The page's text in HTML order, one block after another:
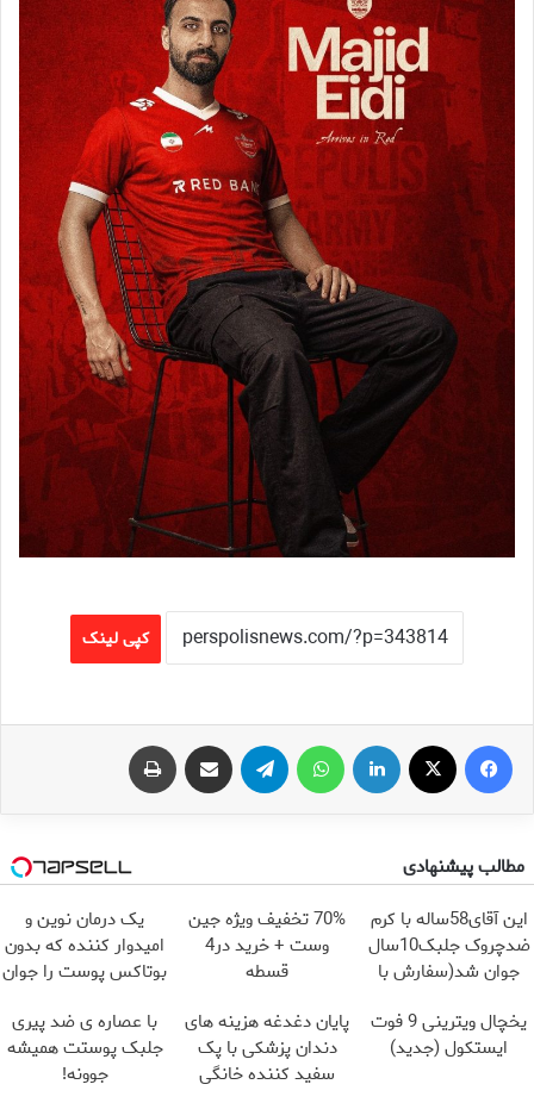
کپی لینک
فیس بوک لینکدین تلگرام اشتراک گذاری از طریق ایمیل
مطالب پیشنهادی
این آقای58ساله با کرم
ضدچروک جلبک10سال
جوان شد(سفارش با
70% تخفیف ویژه جین
وست + خرید در4
قسطه
یک درمان نوین و
امیدوار کننده که بدون
بوتاکس پوست را جوان
یخچال ویترینی 9 فوت
ایستکول (جدید)
پایان دغدغه هزینه های
دندان پزشکی با پک
سفید کننده خانگی
با عصاره ی ضد پیری
جلبک پوستت همیشه
جوونه!